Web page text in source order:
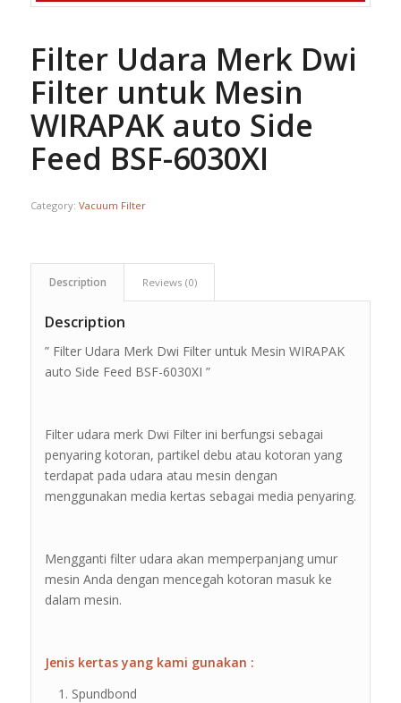
Filter Udara Merk Dwi
Filter untuk Mesin
WIRAPAK auto Side
Feed BSF-6030XI
Category: Vacuum Filter
Description Reviews (0)
Description
” Filter Udara Merk Dwi Filter untuk Mesin WIRAPAK
auto Side Feed BSF-6030XI ”
Filter udara merk Dwi Filter ini berfungsi sebagai
penyaring kotoran, partikel debu atau kotoran yang
terdapat pada udara atau mesin dengan
menggunakan media kertas sebagai media penyaring.
Mengganti filter udara akan memperpanjang umur
mesin Anda dengan mencegah kotoran masuk ke
dalam mesin.
Jenis kertas yang kami gunakan :
Spundbond